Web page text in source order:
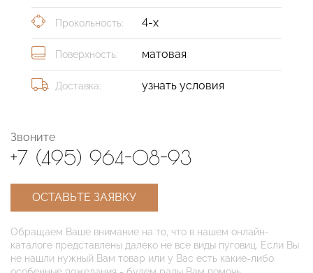
Прокольность: 4-х
Поверхность: матовая
Доставка: узнать условия
Звоните
+7 (495) 964-08-93
ОСТАВЬТЕ ЗАЯВКУ
Обращаем Ваше внимание на то, что в нашем онлайн-
каталоге представлены далеко не все виды пуговиц. Если Вы
не нашли нужный Вам товар или у Вас есть какие-либо